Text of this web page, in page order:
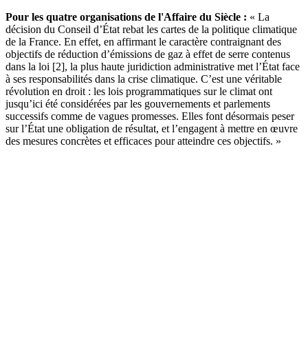
Pour les quatre organisations de l'Affaire du Siècle : « La
décision du Conseil d’État rebat les cartes de la politique climatique
de la France. En effet, en affirmant le caractère contraignant des
objectifs de réduction d’émissions de gaz à effet de serre contenus
dans la loi [2], la plus haute juridiction administrative met l’État face
à ses responsabilités dans la crise climatique. C’est une véritable
révolution en droit : les lois programmatiques sur le climat ont
jusqu’ici été considérées par les gouvernements et parlements
successifs comme de vagues promesses. Elles font désormais peser
sur l’État une obligation de résultat, et l’engagent à mettre en œuvre
des mesures concrètes et efficaces pour atteindre ces objectifs. »